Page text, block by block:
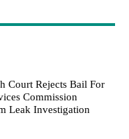
Court Rejects Bail For
Commission
Leak Investigation